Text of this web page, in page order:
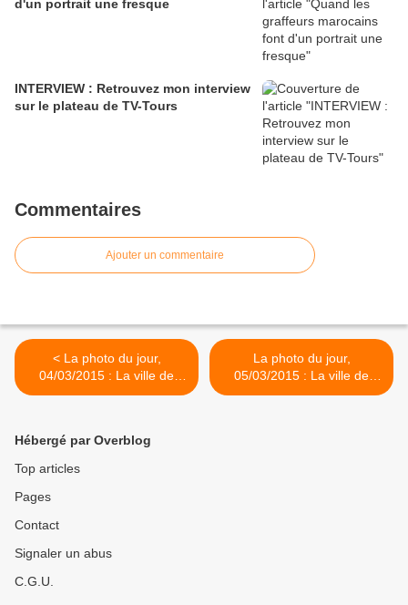
d'un portrait une fresque
INTERVIEW : Retrouvez mon interview
sur le plateau de TV-Tours
Commentaires
Ajouter un commentaire
< La photo du jour,
04/03/2015 : La ville de
Nantes
La photo du jour,
05/03/2015 : La ville de
Nantes >
Hébergé par Overblog
Top articles
Pages
Contact
Signaler un abus
C.G.U.